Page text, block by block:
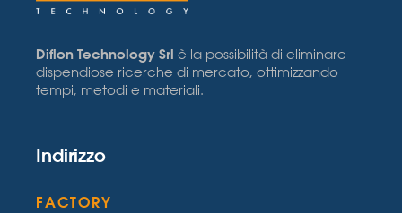
Diflon Technology Srl è la possibilità di eliminare
dispendiose ricerche di mercato, ottimizzando
tempi, metodi e materiali.
Indirizzo
FACTORY